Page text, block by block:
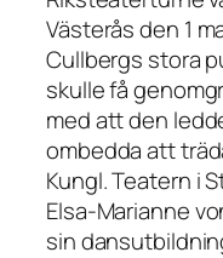
Västerås den 1
Cullbergs stora
skulle få
med att den
ombedda att
Kungl. Teatern i
Elsa-Marianne
sin